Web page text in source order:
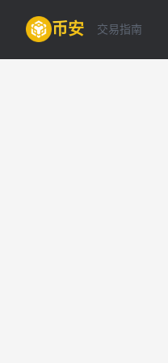
币安 交易指南